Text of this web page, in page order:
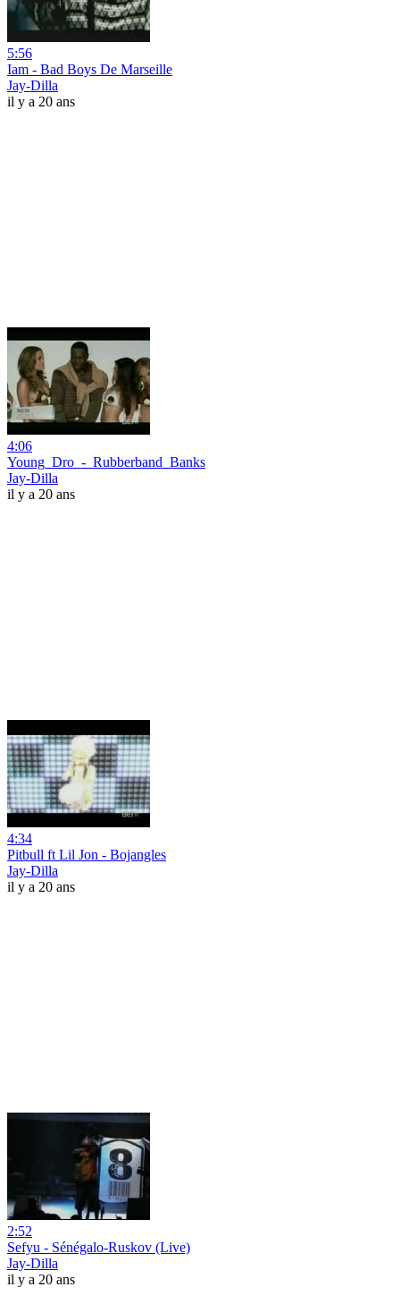
5:56
Iam - Bad Boys De Marseille
Jay-Dilla
il y a 20 ans
4:06
Young_Dro_-_Rubberband_Banks
Jay-Dilla
il y a 20 ans
4:34
Pitbull ft Lil Jon - Bojangles
Jay-Dilla
il y a 20 ans
2:52
Sefyu - Sénégalo-Ruskov (Live)
Jay-Dilla
il y a 20 ans